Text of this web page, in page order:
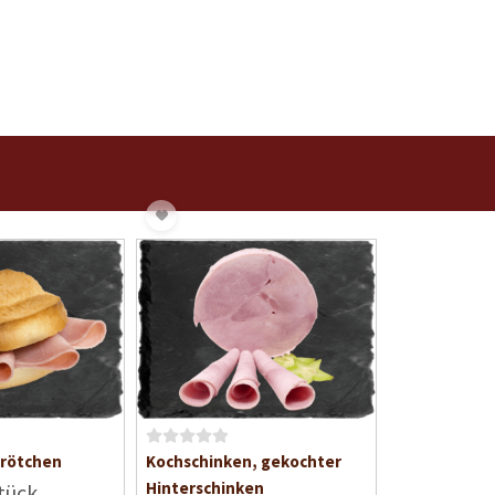
B
e
Kochschinken, gekochter
Hinterschinken